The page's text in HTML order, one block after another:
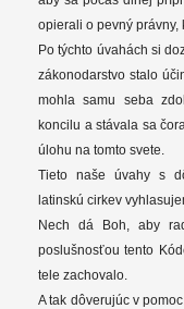
opierali o pevný právny,
Po týchto úvahách si
zákonodarstvo stalo
mohla samu seba
koncilu a stávala sa
úlohu na tomto svete.
Tieto naše úvahy s
latinskú cirkev
Nech dá Boh, aby
poslušnosťou tento
tele zachovalo.
A tak dôverujúc v